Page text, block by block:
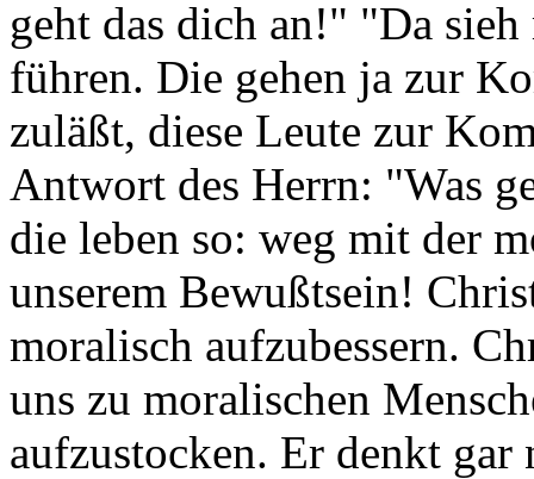
geht das dich an!" "Da
führen. Die gehen ja zur
zuläßt, diese Leute zur
Antwort des Herrn: "Was
die leben so: weg mit der
unserem Bewußtsein!
moralisch aufzubessern.
uns zu moralischen
aufzustocken. Er denkt